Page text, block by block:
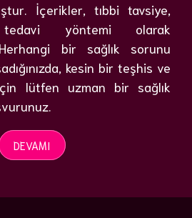
İçerikler, tıbbi tavsiye,
yöntemi olarak
Herhangi bir sağlık sorunu
kesin bir teşhis ve
lütfen uzman bir sağlık
DEVAMI